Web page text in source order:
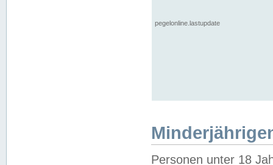
pegelonline.lastupdate
Personen unter 18